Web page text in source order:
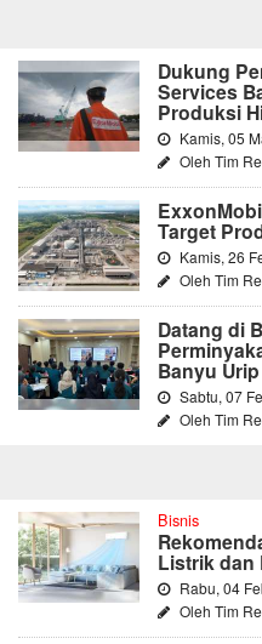
Dukung
Services
Produksi
Kamis, 05
Oleh Tim
Target
Kamis, 26
Oleh Tim
Datang di
Banyu Urip
Sabtu, 07
Oleh Tim
Bisnis
Listrik dan
Rabu, 04
Oleh Tim